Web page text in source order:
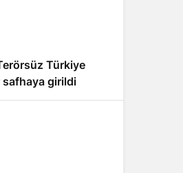
Türkiye
girildi